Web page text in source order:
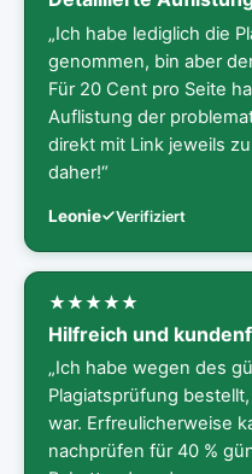
„Ich habe lediglich die
genommen, bin aber
Für 20 Cent pro Seite
Auflistung der
direkt mit Link jeweils
daher!“
Leonie Verifiziert
Hilfreich und
„Ich habe wegen des
Plagiatsprüfung
war. Erfreulicherweise
nachprüfen für 40 %